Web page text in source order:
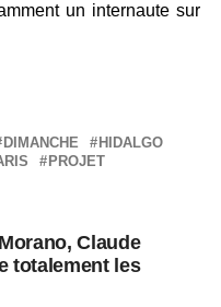
un internaute sur
DIMANCHE
HIDALGO
PROJET
Claude
totalement les